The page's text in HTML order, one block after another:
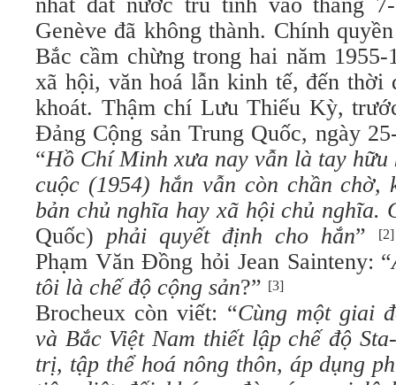
Genève đã không thành. Chính
Bắc cầm chừng trong hai năm
xã hội, văn hoá lẫn kinh tế, đến thời
khoát. Thậm chí Lưu Thiếu Kỳ,
Đảng Cộng sản Trung Quốc, ngày
“Hồ Chí Minh xưa nay vẫn là tay
cuộc (1954) hắn vẫn còn chần chờ,
bản chủ nghĩa hay xã hội chủ nghĩa.
Quốc) phải quyết định cho hắn” [2]
Phạm Văn Đồng hỏi Jean Sainteny: “
tôi là chế độ cộng sản?” [3]
Brocheux còn viết: “Cùng một giai
và Bắc Việt Nam thiết lập chế độ
trị, tập thể hoá nông thôn, áp dụng